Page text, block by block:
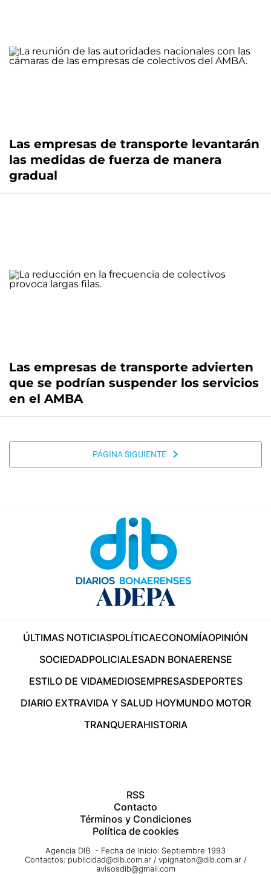
Las empresas de transporte levantarán
las medidas de fuerza de manera
gradual
Las empresas de transporte advierten
que se podrían suspender los servicios
en el AMBA
PÁGINA SIGUIENTE
ÚLTIMAS NOTICIASPOLÍTICAECONOMÍAOPINIÓN
SOCIEDADPOLICIALESADN BONAERENSE
ESTILO DE VIDAMEDIOSEMPRESASDEPORTES
DIARIO EXTRAVIDA Y SALUD HOYMUNDO MOTOR
TRANQUERAHISTORIA
RSS
Contacto
Términos y Condiciones
Política de cookies
Agencia DIB - Fecha de Inicio: Septiembre 1993
Contactos: publicidad@dib.com.ar / vpignaton@dib.com.ar /
avisosdib@gmail.com